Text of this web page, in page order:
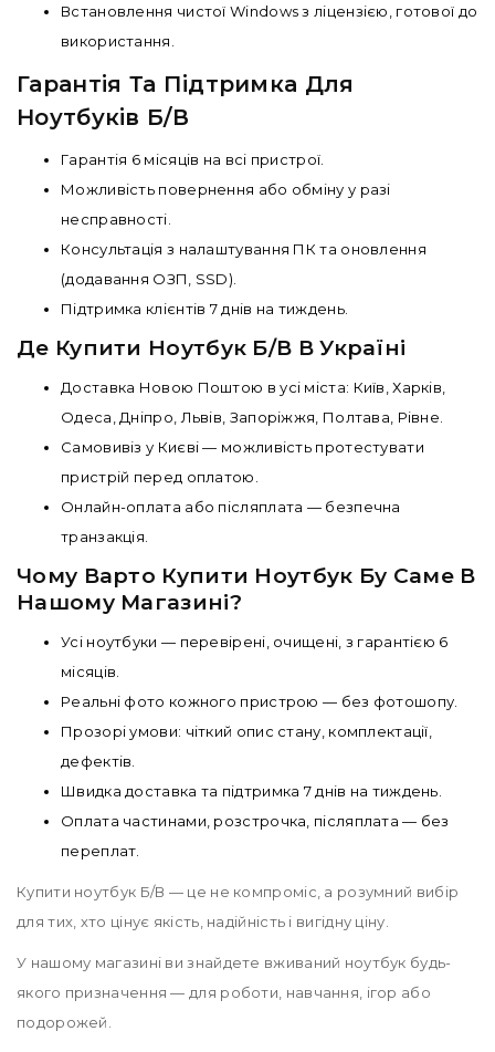
Встановлення чистої Windows з ліцензією, готової до
використання.
Гарантія Та Підтримка Для
Ноутбуків Б/В
Гарантія 6 місяців на всі пристрої.
Можливість повернення або обміну у разі
несправності.
Консультація з налаштування ПК та оновлення
(додавання ОЗП, SSD).
Підтримка клієнтів 7 днів на тиждень.
Де Купити Ноутбук Б/В В Україні
Доставка Новою Поштою в усі міста: Київ, Харків,
Одеса, Дніпро, Львів, Запоріжжя, Полтава, Рівне.
Самовивіз у Києві — можливість протестувати
пристрій перед оплатою.
Онлайн-оплата або післяплата — безпечна
транзакція.
Чому Варто Купити Ноутбук Бу Саме В
Нашому Магазині?
Усі ноутбуки — перевірені, очищені, з гарантією 6
місяців.
Реальні фото кожного пристрою — без фотошопу.
Прозорі умови: чіткий опис стану, комплектації,
дефектів.
Швидка доставка та підтримка 7 днів на тиждень.
Оплата частинами, розстрочка, післяплата — без
переплат.
Купити ноутбук Б/В — це не компроміс, а розумний вибір
для тих, хто цінує якість, надійність і вигідну ціну.
У нашому магазині ви знайдете вживаний ноутбук будь-
якого призначення — для роботи, навчання, ігор або
подорожей.